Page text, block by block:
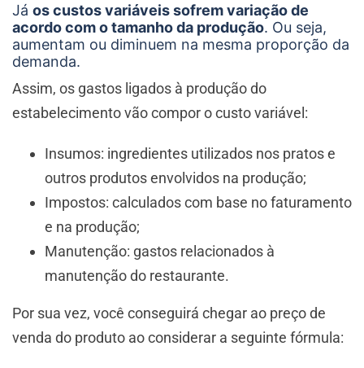
Já os custos variáveis sofrem variação de
acordo com o tamanho da produção. Ou seja,
aumentam ou diminuem na mesma proporção da
demanda.
Assim, os gastos ligados à produção do
estabelecimento vão compor o custo variável:
Insumos: ingredientes utilizados nos pratos e
outros produtos envolvidos na produção;
Impostos: calculados com base no faturamento
e na produção;
Manutenção: gastos relacionados à
manutenção do restaurante.
Por sua vez, você conseguirá chegar ao preço de
venda do produto ao considerar a seguinte fórmula: